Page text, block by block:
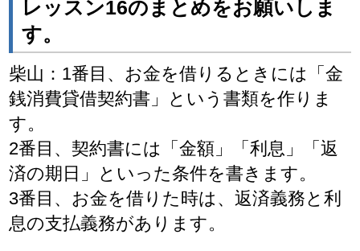
レッスン16のまとめをお願いしま
す。
柴山：1番目、お金を借りるときには「金
銭消費貸借契約書」という書類を作りま
す。
2番目、契約書には「金額」「利息」「返
済の期日」といった条件を書きます。
3番目、お金を借りた時は、返済義務と利
息の支払義務があります。